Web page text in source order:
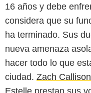
16 años y debe
considera que su
ha terminado. Sus
nueva amenaza
hacer todo lo que
ciudad. Zach Callison
Estelle prestan sus